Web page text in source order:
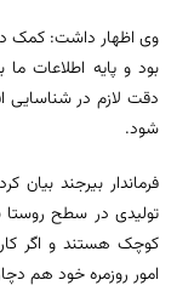
وی اظهار داشت: کمک
بود و پایه اطلاعات
دقت لازم در شناسایی
شود.
فرماندار بیرجند
تولیدی در سطح روستا
کوچک هستند و اگر
امور روزمره خود هم